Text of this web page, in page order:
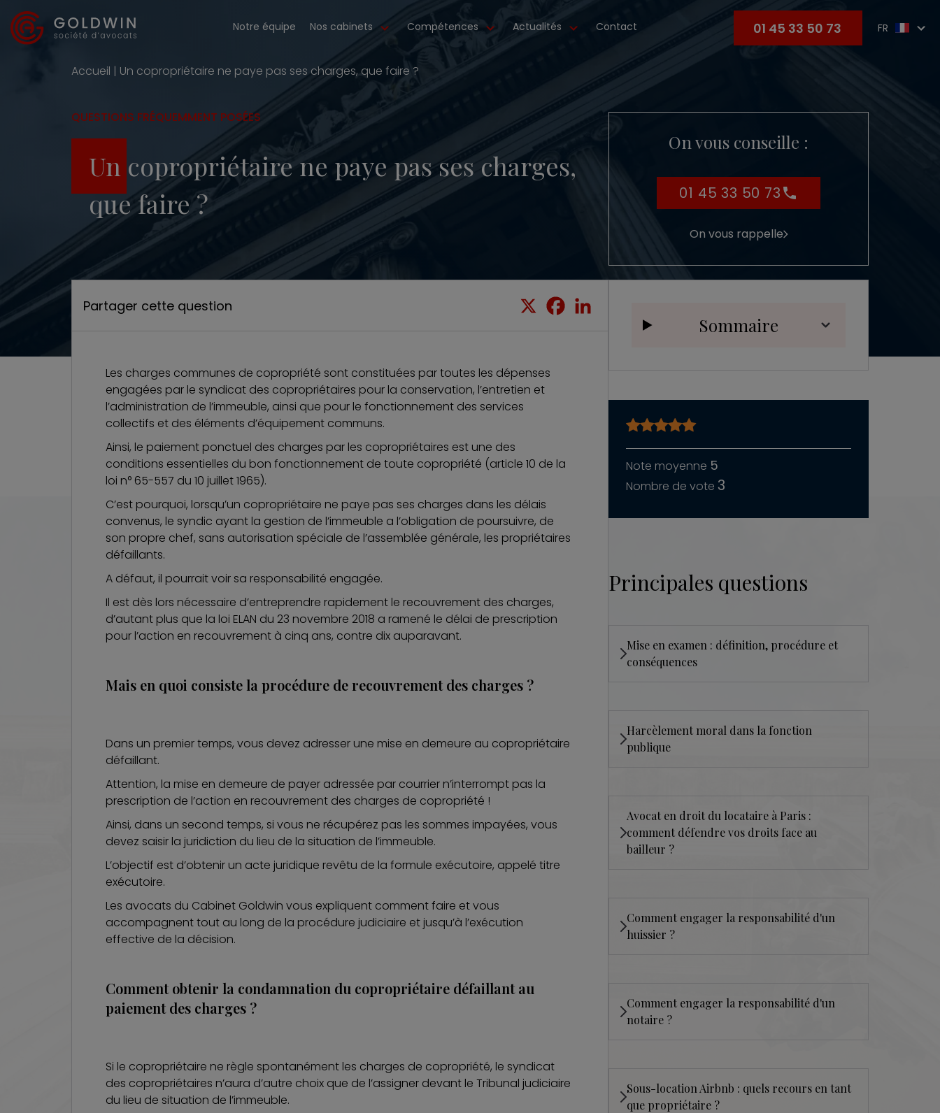
Notre équipe Nos cabinets Compétences Actualités Contact 01 45 33 50 73 FR
Accueil | Un copropriétaire ne paye pas ses charges, que faire ?
QUESTIONS FRÉQUEMMENT POSÉES
Un copropriétaire ne paye pas ses charges,
que faire ?
On vous conseille :
01 45 33 50 73
On vous rappelle
Partager cette question
Les charges communes de copropriété sont constituées par toutes les dépenses
engagées par le syndicat des copropriétaires pour la conservation, l’entretien et
l’administration de l’immeuble, ainsi que pour le fonctionnement des services
collectifs et des éléments d’équipement communs.
Ainsi, le paiement ponctuel des charges par les copropriétaires est une des
conditions essentielles du bon fonctionnement de toute copropriété (article 10 de la
loi n° 65-557 du 10 juillet 1965).
C’est pourquoi, lorsqu’un copropriétaire ne paye pas ses charges dans les délais
convenus, le syndic ayant la gestion de l’immeuble a l’obligation de poursuivre, de
son propre chef, sans autorisation spéciale de l’assemblée générale, les propriétaires
défaillants.
A défaut, il pourrait voir sa responsabilité engagée.
Il est dès lors nécessaire d’entreprendre rapidement le recouvrement des charges,
d’autant plus que la loi ELAN du 23 novembre 2018 a ramené le délai de prescription
pour l’action en recouvrement à cinq ans, contre dix auparavant.
Mais en quoi consiste la procédure de recouvrement des charges ?
Dans un premier temps, vous devez adresser une mise en demeure au copropriétaire
défaillant.
Attention, la mise en demeure de payer adressée par courrier n’interrompt pas la
prescription de l’action en recouvrement des charges de copropriété !
Ainsi, dans un second temps, si vous ne récupérez pas les sommes impayées, vous
devez saisir la juridiction du lieu de la situation de l’immeuble.
L’objectif est d’obtenir un acte juridique revêtu de la formule exécutoire, appelé titre
exécutoire.
Les avocats du Cabinet Goldwin vous expliquent comment faire et vous
accompagnent tout au long de la procédure judiciaire et jusqu’à l’exécution
effective de la décision.
Comment obtenir la condamnation du copropriétaire défaillant au
paiement des charges ?
Si le copropriétaire ne règle spontanément les charges de copropriété, le syndicat
des copropriétaires n’aura d’autre choix que de l’assigner devant le Tribunal judiciaire
du lieu de situation de l’immeuble.
Sommaire
5
3
Principales questions
Mise en examen : définition, procédure et
conséquences
Harcèlement moral dans la fonction
publique
Avocat en droit du locataire à Paris :
comment défendre vos droits face au
bailleur ?
Comment engager la responsabilité d'un
huissier ?
Comment engager la responsabilité d'un
notaire ?
Sous-location Airbnb : quels recours en tant
que propriétaire ?